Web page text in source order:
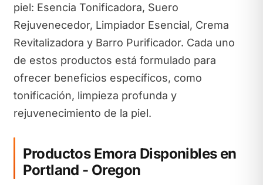
piel: Esencia Tonificadora, Suero
Rejuvenecedor, Limpiador Esencial, Crema
Revitalizadora y Barro Purificador. Cada uno
de estos productos está formulado para
ofrecer beneficios específicos, como
tonificación, limpieza profunda y
rejuvenecimiento de la piel.
Productos Emora Disponibles en
Portland - Oregon